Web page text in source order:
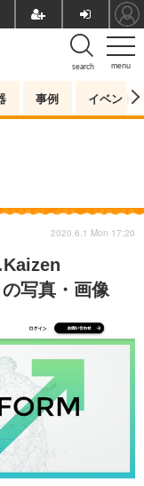
menu
search
事例 イベント
写真・画像
2020.6.1 Mon 17:20